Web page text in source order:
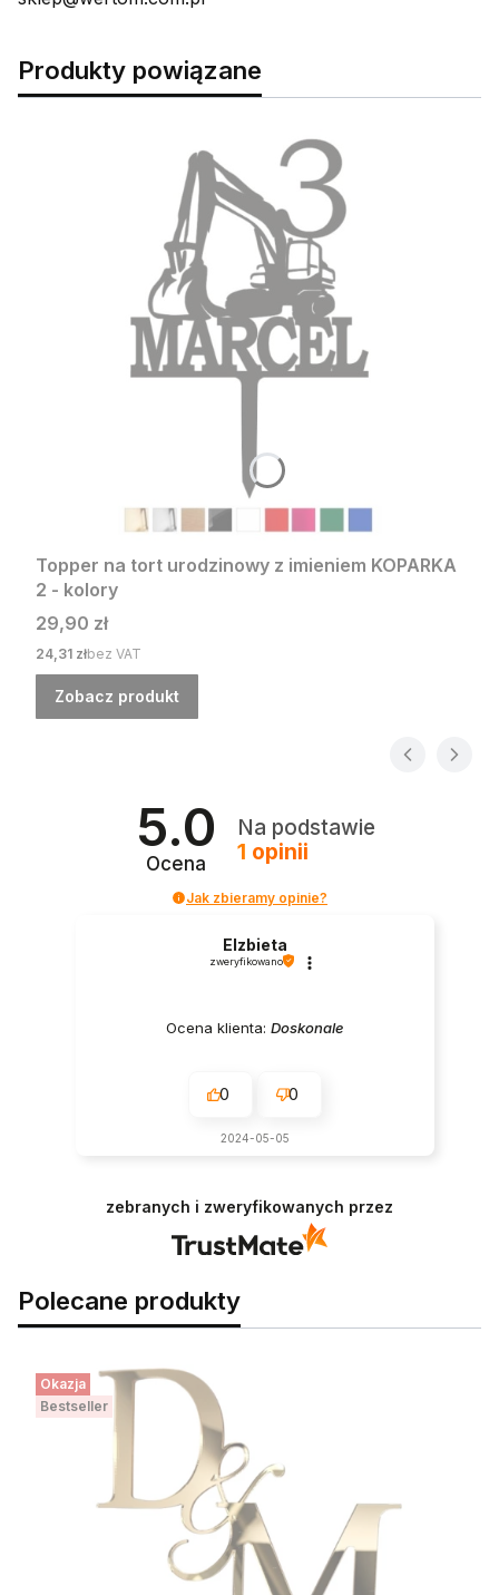
Produkty powiązane
Topper na tort urodzinowy z imieniem KOPARKA
2 - kolory
Cena
29,90 zł
Cena
24,31 złbez VAT
Zobacz produkt
5.0
Ocena
Na podstawie
1 opinii
Jak zbieramy opinie?
Elzbieta
zweryfikowano
Ocena klienta: Doskonale
0 0
2024-05-05
zebranych i zweryfikowanych przez
Polecane produkty
Okazja
Bestseller